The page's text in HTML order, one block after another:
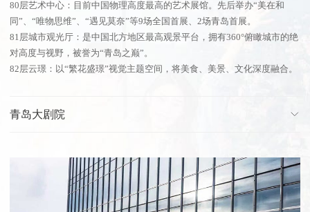
80层艺术中心：目前中国物理高度最高的艺术展馆。先后举办“美在和
同”、“唯物思维”、“遇见莫奈”等9场全国首展、2场青岛首展。
81层城市观光厅：是中国北方地区最高观景平台，拥有360°俯瞰城市的绝
对高度与视野，被誉为“青岛之巅”。
82层云璟：以“繁花盛璟”视觉主题空间，将美食、美景、文化深度融合。
青岛大剧院